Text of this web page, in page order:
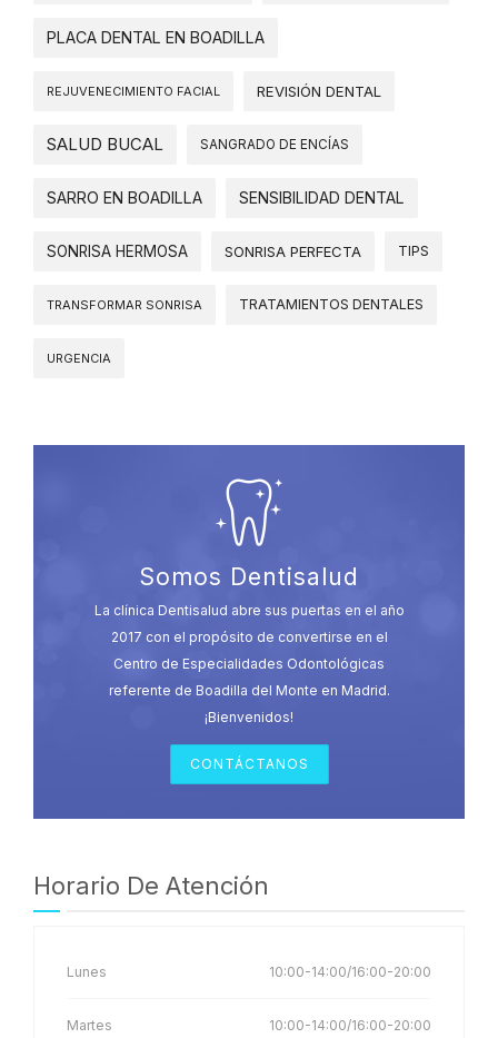
PLACA DENTAL EN BOADILLA
REJUVENECIMIENTO FACIAL REVISIÓN DENTAL
SALUD BUCAL SANGRADO DE ENCÍAS
SARRO EN BOADILLA SENSIBILIDAD DENTAL
SONRISA HERMOSA SONRISA PERFECTA TIPS
TRANSFORMAR SONRISA TRATAMIENTOS DENTALES
URGENCIA
Somos Dentisalud
La clínica Dentisalud abre sus puertas en el año
2017 con el propósito de convertirse en el
Centro de Especialidades Odontológicas
referente de Boadilla del Monte en Madrid.
¡Bienvenidos!
CONTÁCTANOS
Horario De Atención
Lunes 10:00-14:00/16:00-20:00
Martes 10:00-14:00/16:00-20:00